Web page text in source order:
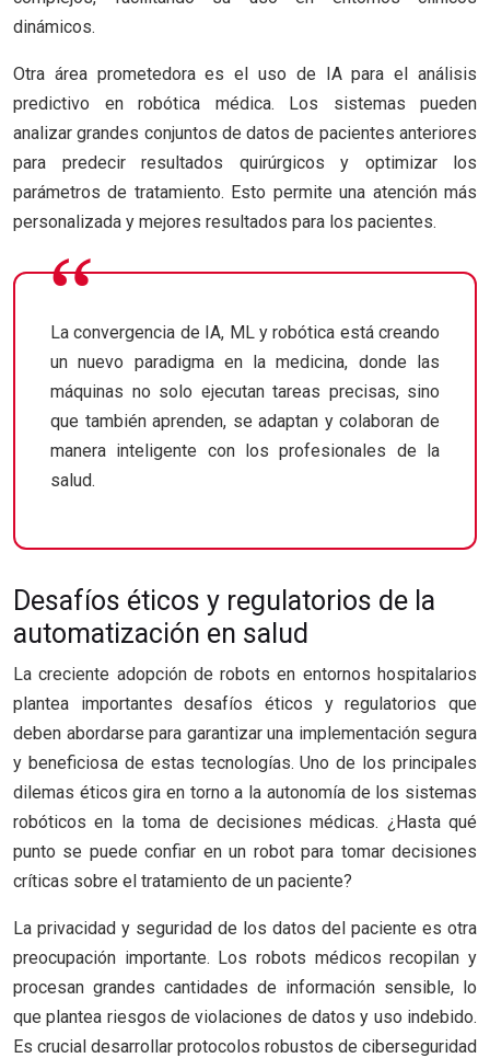
dinámicos.
Otra área prometedora es el uso de IA para el análisis
predictivo en robótica médica. Los sistemas pueden
analizar grandes conjuntos de datos de pacientes anteriores
para predecir resultados quirúrgicos y optimizar los
parámetros de tratamiento. Esto permite una atención más
personalizada y mejores resultados para los pacientes.
La convergencia de IA, ML y robótica está creando
un nuevo paradigma en la medicina, donde las
máquinas no solo ejecutan tareas precisas, sino
que también aprenden, se adaptan y colaboran de
manera inteligente con los profesionales de la
salud.
Desafíos éticos y regulatorios de la
automatización en salud
La creciente adopción de robots en entornos hospitalarios
plantea importantes desafíos éticos y regulatorios que
deben abordarse para garantizar una implementación segura
y beneficiosa de estas tecnologías. Uno de los principales
dilemas éticos gira en torno a la autonomía de los sistemas
robóticos en la toma de decisiones médicas. ¿Hasta qué
punto se puede confiar en un robot para tomar decisiones
críticas sobre el tratamiento de un paciente?
La privacidad y seguridad de los datos del paciente es otra
preocupación importante. Los robots médicos recopilan y
procesan grandes cantidades de información sensible, lo
que plantea riesgos de violaciones de datos y uso indebido.
Es crucial desarrollar protocolos robustos de ciberseguridad